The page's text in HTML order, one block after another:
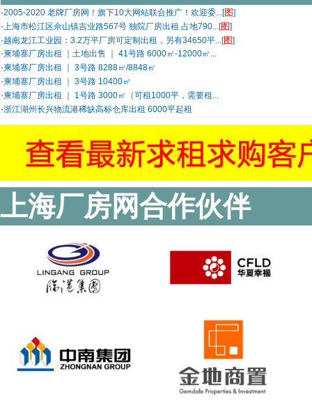
·2005-2020 老牌厂房网！旗下10大网站联合推广！欢迎委...[图]
·上海市松江区佘山镇吉业路567号 独院厂房出租 占地790...[图]
·越南龙江工业园：3.2万平厂房可定制出租，另有34650平...[图]
·柬埔寨厂房出租 ｜土地出售 ｜ 41号路 6000㎡-12000㎡...
·柬埔寨厂房出租 ｜ 3号路 8288㎡/8848㎡
·柬埔寨厂房出租 ｜ 3号路 10400㎡
·柬埔寨厂房出租 ｜ 1号路 3000㎡（可租1000平，需要租...
·浙江湖州长兴物流港稀缺高标仓库出租 6000平起租
上海厂房网合作伙伴